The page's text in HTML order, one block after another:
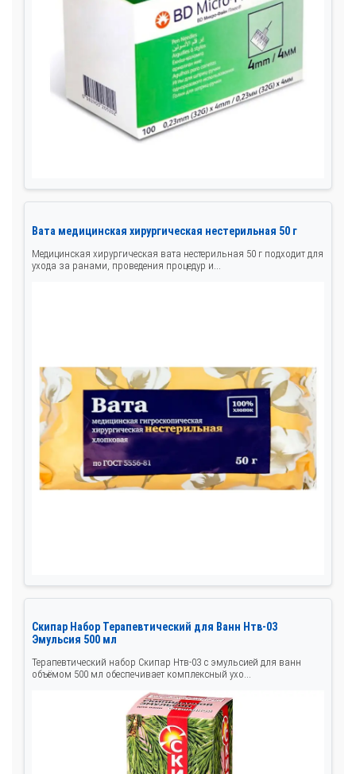
Вата медицинская хирургическая нестерильная 50 г
Медицинская хирургическая вата нестерильная 50 г подходит для
ухода за ранами, проведения процедур и...
Скипар Набор Терапевтический для Ванн Нтв-03
Эмульсия 500 мл
Терапевтический набор Скипар Нтв-03 с эмульсией для ванн
объёмом 500 мл обеспечивает комплексный ухо...